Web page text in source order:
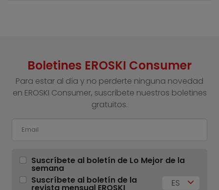
Boletines EROSKI Consumer
Para estar al día y no perderte ninguna novedad
en EROSKI Consumer, suscríbete nuestros boletines
gratuitos.
Suscríbete al boletín de Lo Mejor de la
semana
Suscríbete al boletín de la
revista mensual EROSKI ES